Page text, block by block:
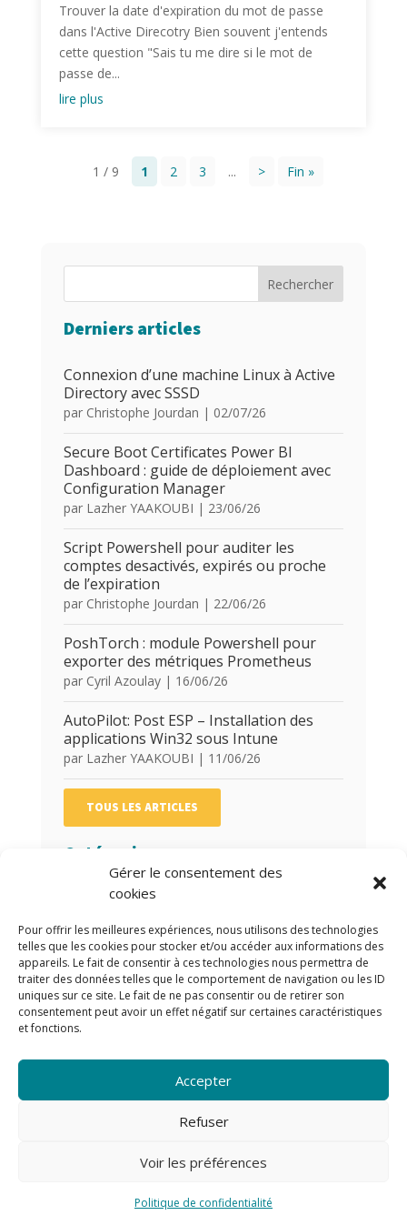
Gérer le consentement des
cookies
Pour offrir les meilleures expériences, nous utilisons des technologies
telles que les cookies pour stocker et/ou accéder aux informations des
appareils. Le fait de consentir à ces technologies nous permettra de
traiter des données telles que le comportement de navigation ou les ID
uniques sur ce site. Le fait de ne pas consentir ou de retirer son
consentement peut avoir un effet négatif sur certaines caractéristiques
et fonctions.
Accepter
Refuser
Voir les préférences
Politique de confidentialité
Trouver la date d'expiration du mot de passe
dans l'Active Direcotry Bien souvent j'entends
cette question "Sais tu me dire si le mot de
passe de...
lire plus
1 / 9 1 2 3 ... > Fin »
Rechercher
Derniers articles
Connexion d’une machine Linux à Active
Directory avec SSSD
par Christophe Jourdan | 02/07/26
Secure Boot Certificates Power BI
Dashboard : guide de déploiement avec
Configuration Manager
par Lazher YAAKOUBI | 23/06/26
Script Powershell pour auditer les
comptes desactivés, expirés ou proche
de l’expiration
par Christophe Jourdan | 22/06/26
PoshTorch : module Powershell pour
exporter des métriques Prometheus
par Cyril Azoulay| 16/06/26
AutoPilot: Post ESP – Installation des
applications Win32 sous Intune
par Lazher YAAKOUBI | 11/06/26
TOUS LES ARTICLES
Catégories
Catégories
Archives
Archives
Auteurs/Autrices
de confidentialité